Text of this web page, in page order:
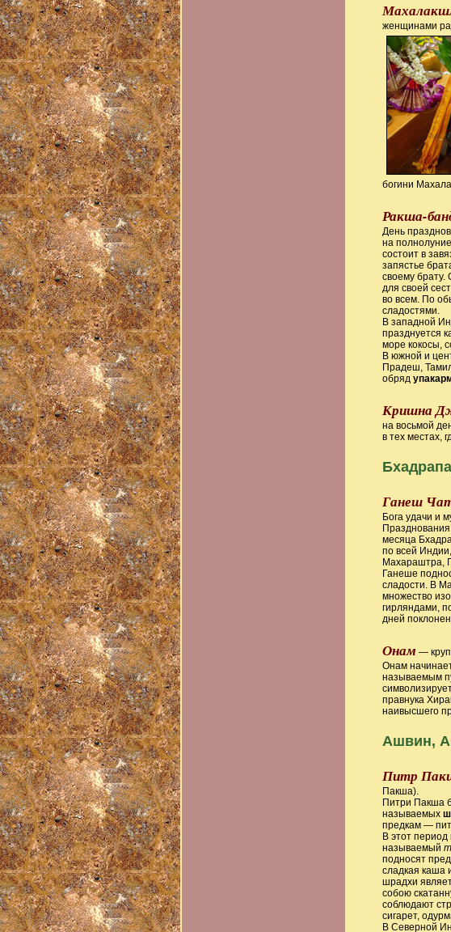
женщинами
богини
Ракша-
День
на
состоит в
запястье
своему брату.
для своей
во всем. По
сладостями.
В западной
празднуется
море кокосы,
В южной и
Прадеш,
обряд
Кришна
на восьмой
в тех местах,
Ганеш
Бога удачи и
месяца
по всей
Махараштра,
Ганеше
сладости. В
множество
гирляндами,
дней
Онам —
Онам
называемым
правнука
наивысшего
Ашвин,
Питр
Пакша).
Питри Пакша
называемых
предкам —
В этот период
называемый
подносят
сладкая каша
шрадхи
собою
соблюдают
сигарет,
В Северной